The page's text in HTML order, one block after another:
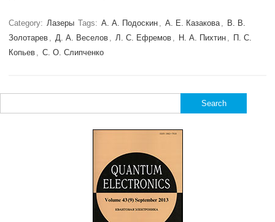
Category: Лазеры Tags: А. А. Подоскин , А. Е. Казакова , В. В.
Золотарев , Д. А. Веселов , Л. С. Ефремов , Н. А. Пихтин , П. С.
Копьев , С. О. Слипченко
for: